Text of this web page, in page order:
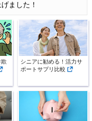
ました！
シニアに勧める！活力サ
ポートサプリ比較